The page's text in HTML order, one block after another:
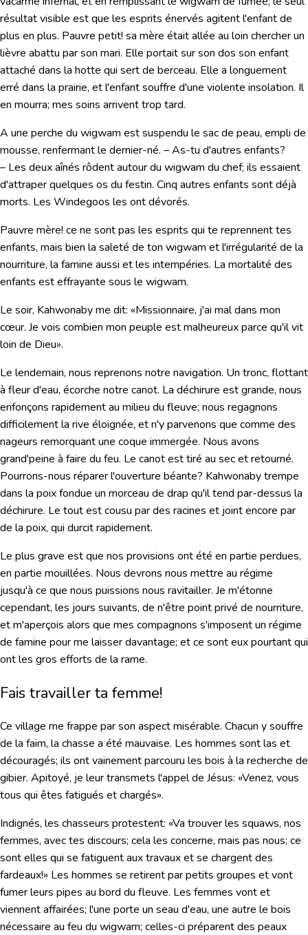
résultat visible est que les esprits énervés agitent l'enfant de
plus en plus. Pauvre petit! sa mère était allée au loin chercher un
lièvre abattu par son mari. Elle portait sur son dos son enfant
attaché dans la hotte qui sert de berceau. Elle a longuement
erré dans la prairie, et l'enfant souffre d'une violente insolation. Il
en mourra; mes soins arrivent trop tard.
A une perche du wigwam est suspendu le sac de peau, empli de
mousse, renfermant le dernier-né. – As-tu d'autres enfants?
– Les deux aînés rôdent autour du wigwam du chef; ils essaient
d'attraper quelques os du festin. Cinq autres enfants sont déjà
morts. Les Windegoos les ont dévorés.
Pauvre mère! ce ne sont pas les esprits qui te reprennent tes
enfants, mais bien la saleté de ton wigwam et l'irrégularité de la
nourriture, la famine aussi et les intempéries. La mortalité des
enfants est effrayante sous le wigwam.
Le soir, Kahwonaby me dit: «Missionnaire, j'ai mal dans mon
cœur. Je vois combien mon peuple est malheureux parce qu'il vit
loin de Dieu».
Le lendemain, nous reprenons notre navigation. Un tronc, flottant
à fleur d'eau, écorche notre canot. La déchirure est grande, nous
enfonçons rapidement au milieu du fleuve; nous regagnons
difficilement la rive éloignée, et n'y parvenons que comme des
nageurs remorquant une coque immergée. Nous avons
grand'peine à faire du feu. Le canot est tiré au sec et retourné.
Pourrons-nous réparer l'ouverture béante? Kahwonaby trempe
dans la poix fondue un morceau de drap qu'il tend par-dessus la
déchirure. Le tout est cousu par des racines et joint encore par
de la poix, qui durcit rapidement.
Le plus grave est que nos provisions ont été en partie perdues,
en partie mouillées. Nous devrons nous mettre au régime
jusqu'à ce que nous puissions nous ravitailler. Je m'étonne
cependant, les jours suivants, de n'être point privé de nourriture,
et m'aperçois alors que mes compagnons s'imposent un régime
de famine pour me laisser davantage; et ce sont eux pourtant qui
ont les gros efforts de la rame.
Fais travailler ta femme!
Ce village me frappe par son aspect misérable. Chacun y souffre
de la faim, la chasse a été mauvaise. Les hommes sont las et
découragés; ils ont vainement parcouru les bois à la recherche de
gibier. Apitoyé, je leur transmets l'appel de Jésus: «Venez, vous
tous qui êtes fatigués et chargés».
Indignés, les chasseurs protestent: «Va trouver les squaws, nos
femmes, avec tes discours; cela les concerne, mais pas nous; ce
sont elles qui se fatiguent aux travaux et se chargent des
fardeaux!» Les hommes se retirent par petits groupes et vont
fumer leurs pipes au bord du fleuve. Les femmes vont et
viennent affairées; l'une porte un seau d'eau, une autre le bois
nécessaire au feu du wigwam; celles-ci préparent des peaux